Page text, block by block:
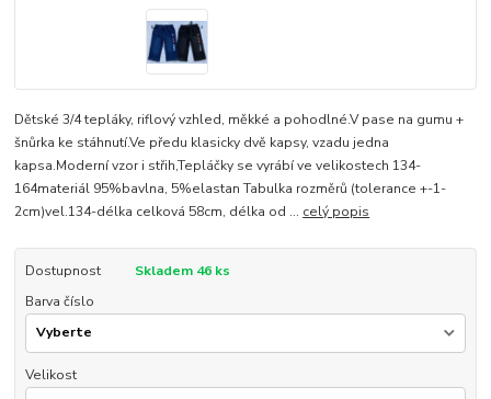
Dětské 3/4 tepláky, riflový vzhled, měkké a pohodlné.V pase na gumu +
šnůrka ke stáhnutí.Ve předu klasicky dvě kapsy, vzadu jedna
kapsa.Moderní vzor i střih,Tepláčky se vyrábí ve velikostech 134-
164materiál 95%bavlna, 5%elastan Tabulka rozměrů (tolerance +-1-
2cm)vel.134-délka celková 58cm, délka od ... celý popis
Dostupnost
Skladem 46 ks
Barva číslo
Velikost